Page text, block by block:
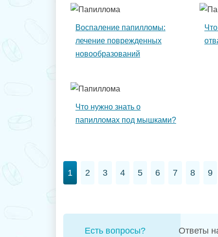
Воспаление папилломы:
лечение поврежденных
новообразований
Что нужно знать о
папилломах под мышками?
1 2 3 4 5 6 7 8 9
Есть вопросы?
Ответы